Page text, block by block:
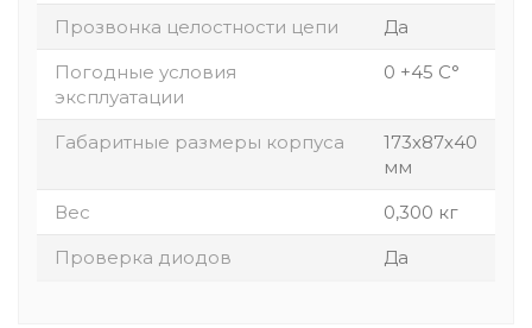
Прозвонка целостности цепи
Да
Погодные условия
эксплуатации
0 +45 С°
Габаритные размеры корпуса
173х87х40
мм
Вес
0,300 кг
Проверка диодов
Да